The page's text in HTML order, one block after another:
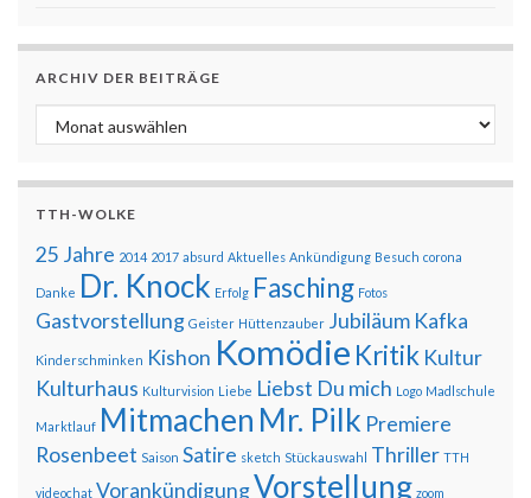
ARCHIV DER BEITRÄGE
Archiv der Beiträge
TTH-WOLKE
25 Jahre 2014 2017 absurd Aktuelles Ankündigung Besuch corona
Danke Dr. Knock Erfolg Fasching Fotos
Gastvorstellung Geister Hüttenzauber Jubiläum Kafka
Kinderschminken Kishon Komödie Kritik Kultur
Kulturhaus Kulturvision Liebe Liebst Du mich Logo Madlschule
Marktlauf Mitmachen Mr. Pilk Premiere
Rosenbeet Saison Satire sketch Stückauswahl Thriller TTH
videochat VorankündigungVorstellung zoom